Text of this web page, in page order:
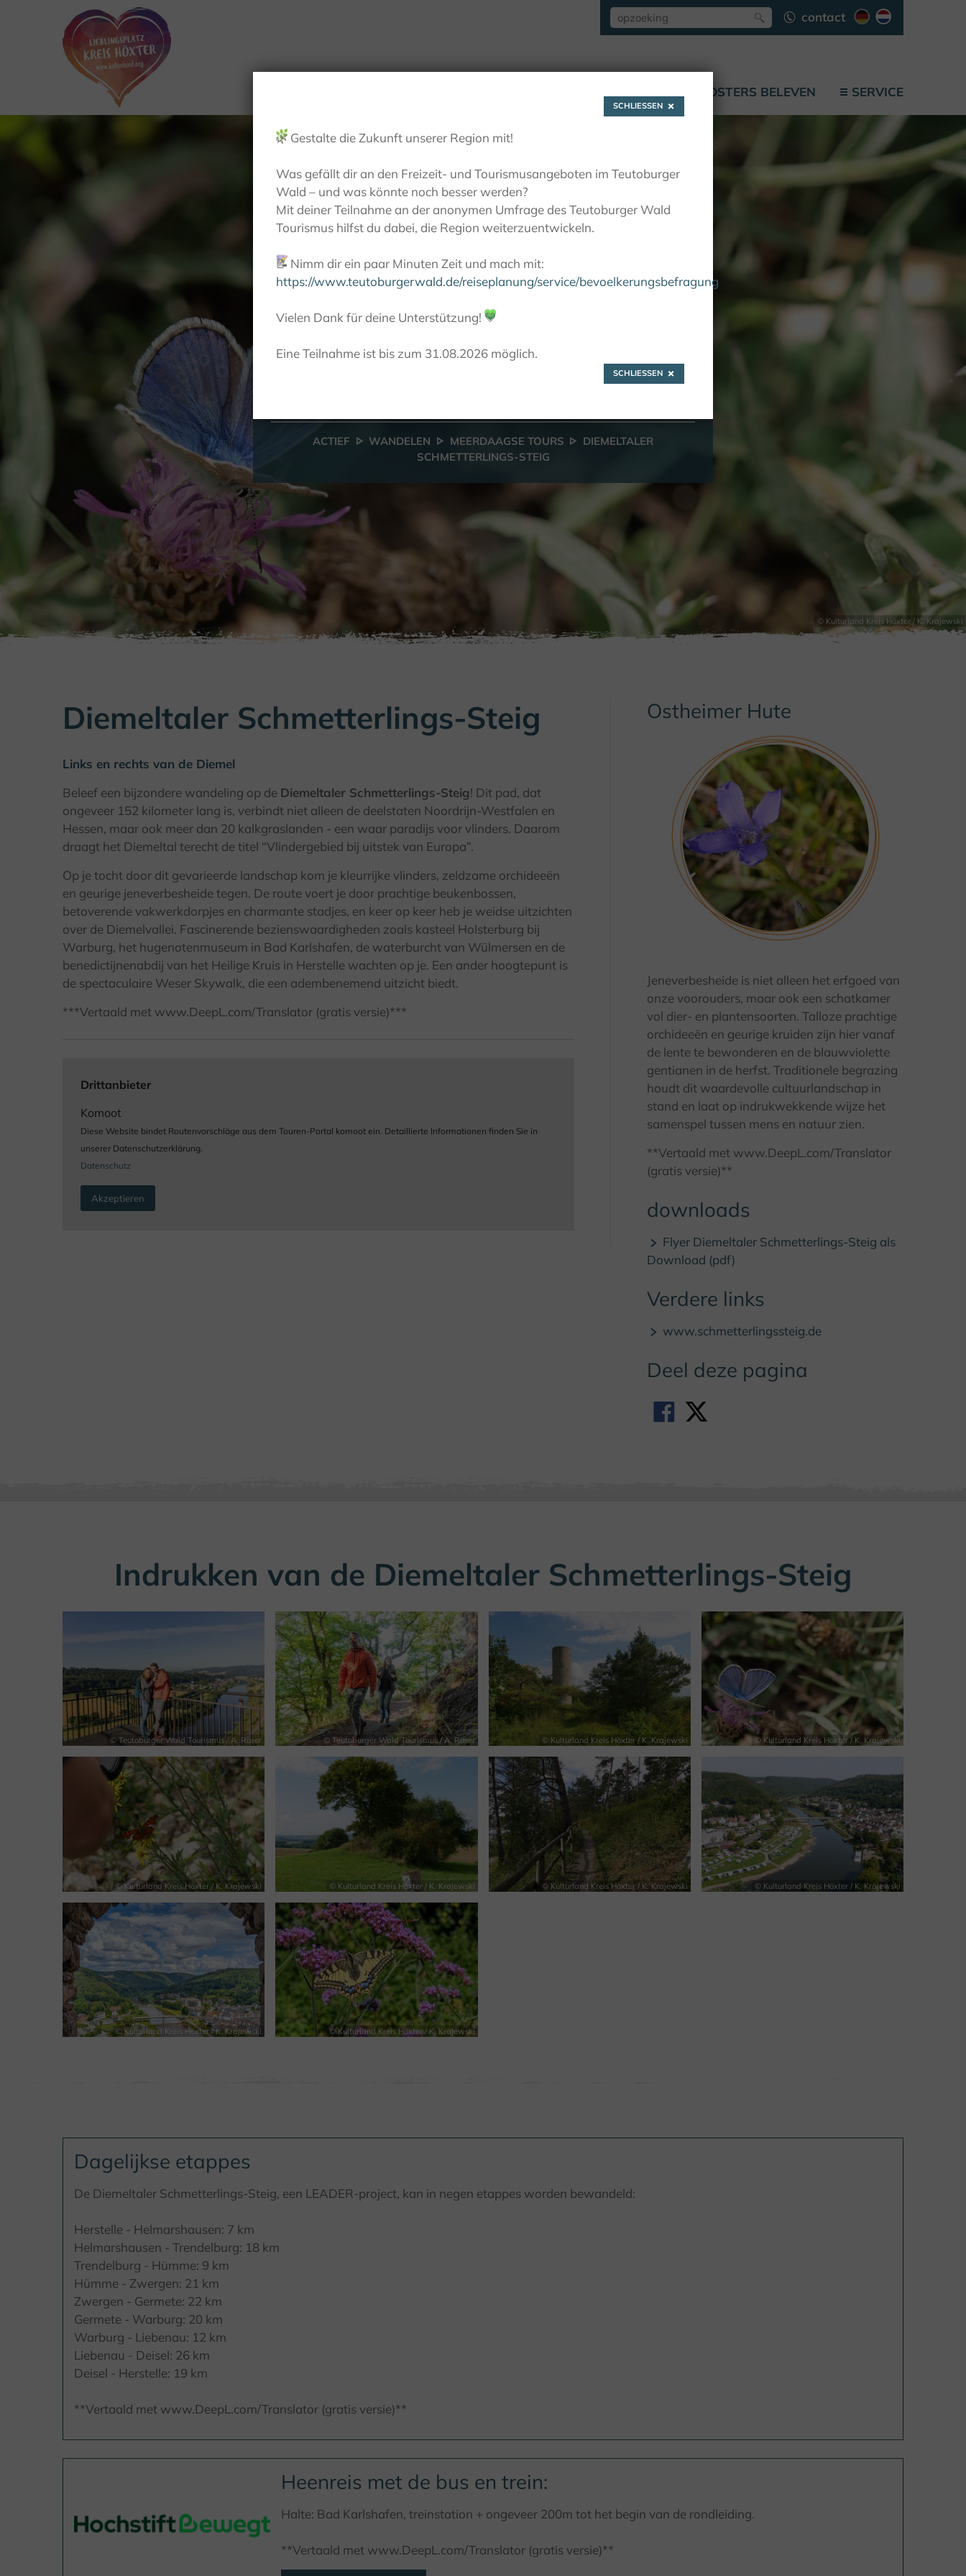
contact
KLOOSTERS BELEVEN SERVICE
Diemeltaler
Schmetterlings-Steig
ACTIEF WANDELEN MEERDAAGSE TOURS
DIEMELTALER
SCHMETTERLINGS-STEIG
© Kulturland Kreis Höxter / K. Krajewski
Diemeltaler Schmetterlings-Steig
Links en rechts van de Diemel
Beleef een bijzondere wandeling op de Diemeltaler Schmetterlings-Steig! Dit pad, dat
ongeveer 152 kilometer lang is, verbindt niet alleen de deelstaten Noordrijn-Westfalen en
Hessen, maar ook meer dan 20 kalkgraslanden - een waar paradijs voor vlinders. Daarom
draagt het Diemeltal terecht de titel “Vlindergebied bij uitstek van Europa”.
Op je tocht door dit gevarieerde landschap kom je kleurrijke vlinders, zeldzame orchideeën
en geurige jeneverbesheide tegen. De route voert je door prachtige beukenbossen,
betoverende vakwerkdorpjes en charmante stadjes, en keer op keer heb je weidse uitzichten
over de Diemelvallei. Fascinerende bezienswaardigheden zoals kasteel Holsterburg bij
Warburg, het hugenotenmuseum in Bad Karlshafen, de waterburcht van Wülmersen en de
benedictijnenabdij van het Heilige Kruis in Herstelle wachten op je. Een ander hoogtepunt is
de spectaculaire Weser Skywalk, die een adembenemend uitzicht biedt.
***Vertaald met www.DeepL.com/Translator (gratis versie)***
Drittanbieter
Komoot
Diese Website bindet Routenvorschläge aus dem Touren-Portal komoot ein. Detaillierte Informationen finden Sie in
unserer Datenschutzerklärung.
Datenschutz
Akzeptieren
Ostheimer Hute
© K. Krajewski, Kulturland Kreis Höxter
Jeneverbesheide is niet alleen het erfgoed van
onze voorouders, maar ook een schatkamer
vol dier- en plantensoorten. Talloze prachtige
orchideeën en geurige kruiden zijn hier vanaf
de lente te bewonderen en de blauwviolette
gentianen in de herfst. Traditionele begrazing
houdt dit waardevolle cultuurlandschap in
stand en laat op indrukwekkende wijze het
samenspel tussen mens en natuur zien.
**Vertaald met www.DeepL.com/Translator
(gratis versie)**
downloads
Flyer Diemeltaler Schmetterlings-Steig als
Download (pdf)
Verdere links
www.schmetterlingssteig.de
Deel deze pagina
Indrukken van de Diemeltaler Schmetterlings-Steig
© Teutoburger Wald Tourismus / A. Röser © Teutoburger Wald Tourismus / A. Röser © Kulturland Kreis Höxter / K. Krajewski © Kulturland Kreis Höxter / K. Krajewski
© Kulturland Kreis Höxter / K. Krajewski © Kulturland Kreis Höxter / K. Krajewski © Kulturland Kreis Höxter / K. Krajewski © Kulturland Kreis Höxter / K. Krajewski
© Kulturland Kreis Höxter / K. Krajewski © Kulturland Kreis Höxter / K. Krajewski
Dagelijkse etappes
De Diemeltaler Schmetterlings-Steig, een LEADER-project, kan in negen etappes worden bewandeld:
Herstelle - Helmarshausen: 7 km
Helmarshausen - Trendelburg: 18 km
Trendelburg - Hümme: 9 km
Hümme - Zwergen: 21 km
Zwergen - Germete: 22 km
Germete - Warburg: 20 km
Warburg - Liebenau: 12 km
Liebenau - Deisel: 26 km
Deisel - Herstelle: 19 km
**Vertaald met www.DeepL.com/Translator (gratis versie)**
Heenreis met de bus en trein:
Halte: Bad Karlshafen, treinstation + ongeveer 200m tot het begin van de rondleiding.
**Vertaald met www.DeepL.com/Translator (gratis versie)**
SCHLIESSEN
🌿 Gestalte die Zukunft unserer Region mit!
Was gefällt dir an den Freizeit- und Tourismusangeboten im Teutoburger
Wald – und was könnte noch besser werden?
Mit deiner Teilnahme an der anonymen Umfrage des Teutoburger Wald
Tourismus hilfst du dabei, die Region weiterzuentwickeln.
📝 Nimm dir ein paar Minuten Zeit und mach mit:
https://www.teutoburgerwald.de/reiseplanung/service/bevoelkerungsbefragung
Vielen Dank für deine Unterstützung! 💚
Eine Teilnahme ist bis zum 31.08.2026 möglich.
SCHLIESSEN